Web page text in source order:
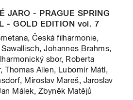
JARO - PRAGUE SPRING
- GOLD EDITION vol. 7
Česká filharmonie,
Johannes Brahms,
sbor, Roberta
Thomas Allen, Lubomír Mátl,
Miroslav Mareš, Jaroslav
Málek, Zbyněk Matějů